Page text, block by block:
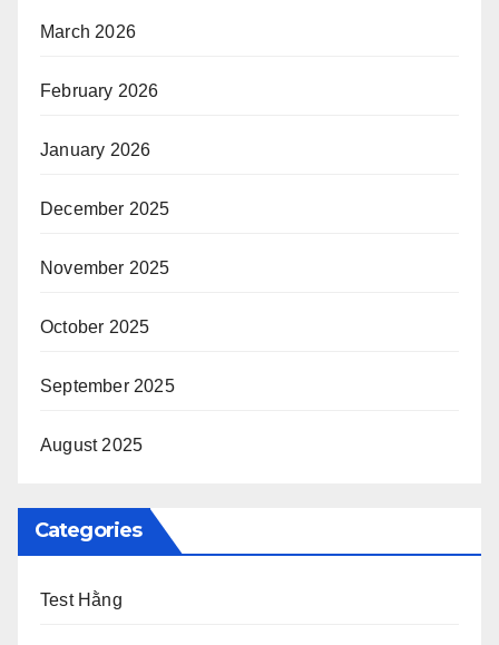
March 2026
February 2026
January 2026
December 2025
November 2025
October 2025
September 2025
August 2025
Categories
Test Hằng